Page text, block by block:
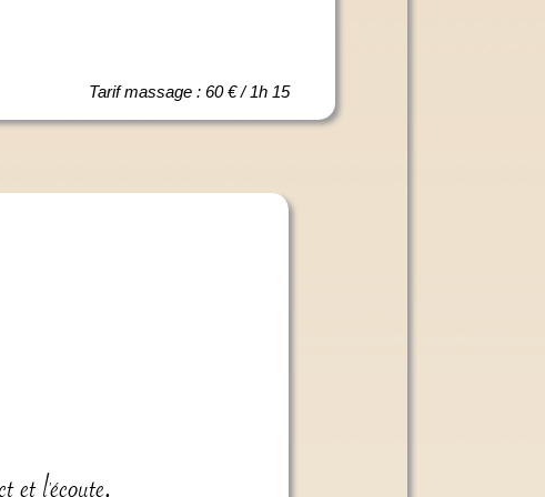
Tarif massage : 60 € / 1h 15
et l'écoute,